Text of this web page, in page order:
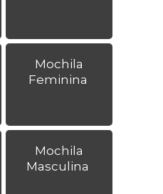
Mochila
Feminina
Mochila
Masculina